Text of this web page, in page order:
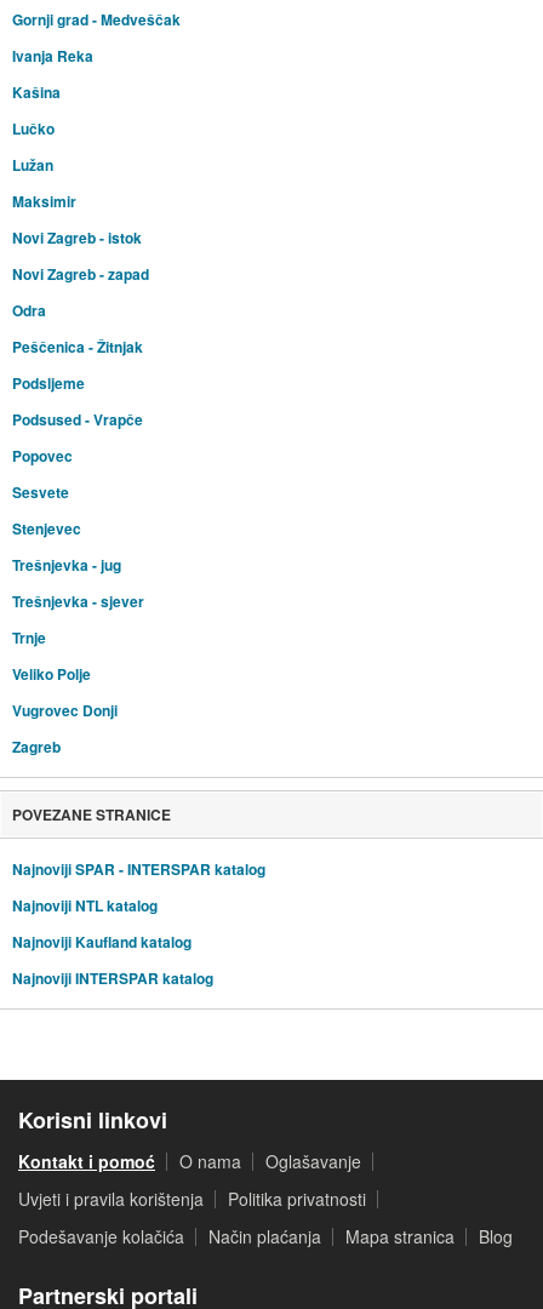
Gornji grad - Medveščak
Ivanja Reka
Kašina
Lučko
Lužan
Maksimir
Novi Zagreb - istok
Novi Zagreb - zapad
Odra
Peščenica - Žitnjak
Podsljeme
Podsused - Vrapče
Popovec
Sesvete
Stenjevec
Trešnjevka - jug
Trešnjevka - sjever
Trnje
Veliko Polje
Vugrovec Donji
Zagreb
POVEZANE STRANICE
Najnoviji SPAR - INTERSPAR katalog
Najnoviji NTL katalog
Najnoviji Kaufland katalog
Najnoviji INTERSPAR katalog
Korisni linkovi
Kontakt i pomoć O nama
Oglašavanje
Uvjeti i pravila korištenja
Politika privatnosti
Podešavanje kolačića
Način plaćanja Mapa stranica Blog
Partnerski portali